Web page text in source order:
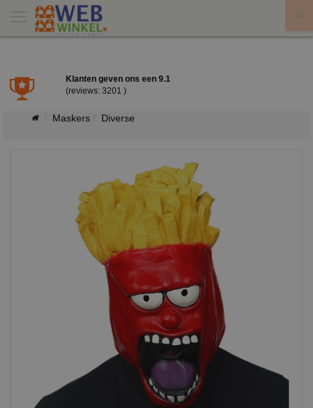
Klanten geven ons een 9.1
(reviews: 3201 )
Maskers Diverse